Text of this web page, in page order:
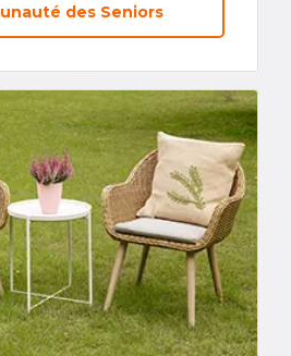
des Seniors